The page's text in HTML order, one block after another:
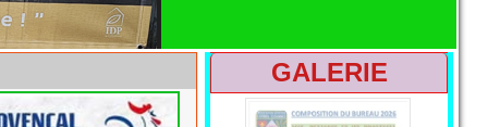
GALERIE